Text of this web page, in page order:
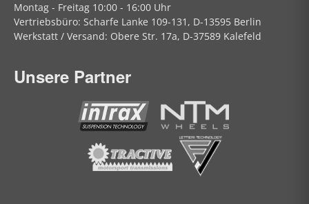
Montag - Freitag 10:00 - 16:00 Uhr
Vertriebsbüro: Scharfe Lanke 109-131, D-13595 Berlin
Werkstatt / Versand: Obere Str. 17a, D-37589 Kalefeld
Unsere Partner